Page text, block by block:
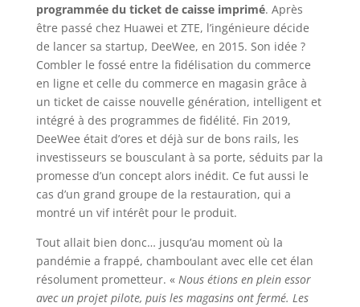
programmée du ticket de caisse imprimé. Après
être passé chez Huawei et ZTE, l’ingénieure décide
de lancer sa startup, DeeWee, en 2015. Son idée ?
Combler le fossé entre la fidélisation du commerce
en ligne et celle du commerce en magasin grâce à
un ticket de caisse nouvelle génération, intelligent et
intégré à des programmes de fidélité. Fin 2019,
DeeWee était d’ores et déjà sur de bons rails, les
investisseurs se bousculant à sa porte, séduits par la
promesse d’un concept alors inédit. Ce fut aussi le
cas d’un grand groupe de la restauration, qui a
montré un vif intérêt pour le produit.
Tout allait bien donc… jusqu’au moment où la
pandémie a frappé, chamboulant avec elle cet élan
résolument prometteur. « Nous étions en plein essor
avec un projet pilote, puis les magasins ont fermé. Les